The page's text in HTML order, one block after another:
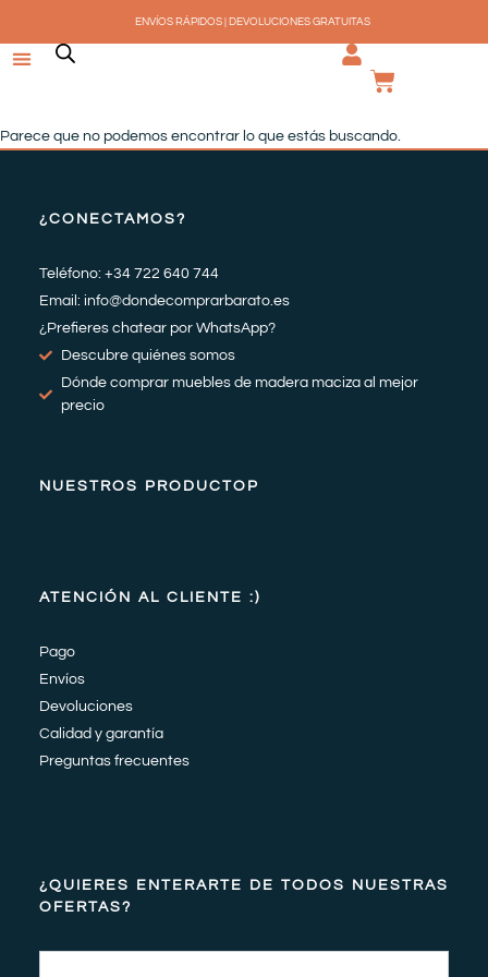
contenido
ENVÍOS RÁPIDOS | DEVOLUCIONES GRATUITAS
Parece que no podemos encontrar lo que estás buscando.
¿CONECTAMOS?
Teléfono: +34 722 640 744
Email: info@dondecomprarbarato.es
¿Prefieres chatear por WhatsApp?
Descubre quiénes somos
Dónde comprar muebles de madera maciza al mejor
precio
NUESTROS PRODUCTOP
ATENCIÓN AL CLIENTE :)
Pago
Envíos
Devoluciones
Calidad y garantía
Preguntas frecuentes
¿QUIERES ENTERARTE DE TODOS NUESTRAS
OFERTAS?